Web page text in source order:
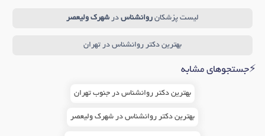
لیست پزشکان روانشناس در شهرک ولیعصر
بهترین دکتر روانشناس در تهران
⚡جستجوهای مشابه
بهترین دکتر روانشناس در جنوب تهران
بهترین دکتر روانشناس در شهرک ولیعصر